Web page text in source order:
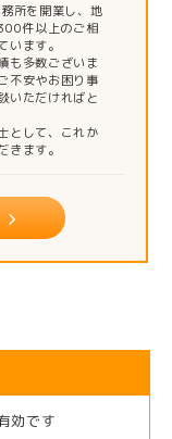
所を開業し、地
件以上のご相
います。
も多数ございま
不安やお困り事
いただければと
として、これか
きます。
効です